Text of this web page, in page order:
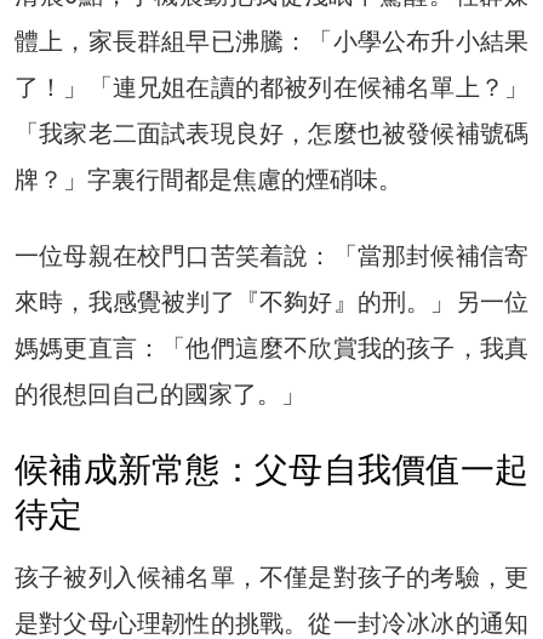
體上，家長群組早已沸騰：「小學公布升小結果
了！」「連兄姐在讀的都被列在候補名單上？」
「我家老二面試表現良好，怎麼也被發候補號碼
牌？」字裏行間都是焦慮的煙硝味。
一位母親在校門口苦笑着說：「當那封候補信寄
來時，我感覺被判了『不夠好』的刑。」另一位
媽媽更直言：「他們這麼不欣賞我的孩子，我真
的很想回自己的國家了。」
候補成新常態：父母自我價值一起
待定
孩子被列入候補名單，不僅是對孩子的考驗，更
是對父母心理韌性的挑戰。從一封冷冰冰的通知